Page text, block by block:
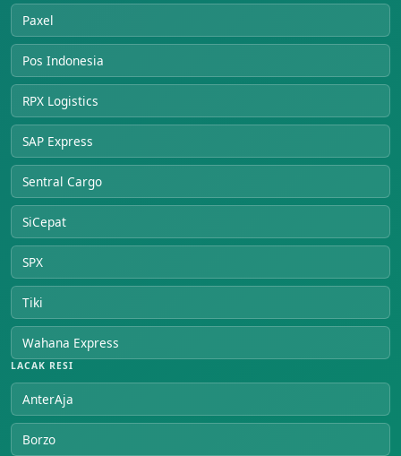
Paxel
Pos Indonesia
RPX Logistics
SAP Express
Sentral Cargo
SiCepat
SPX
Tiki
Wahana Express
LACAK RESI
AnterAja
Borzo